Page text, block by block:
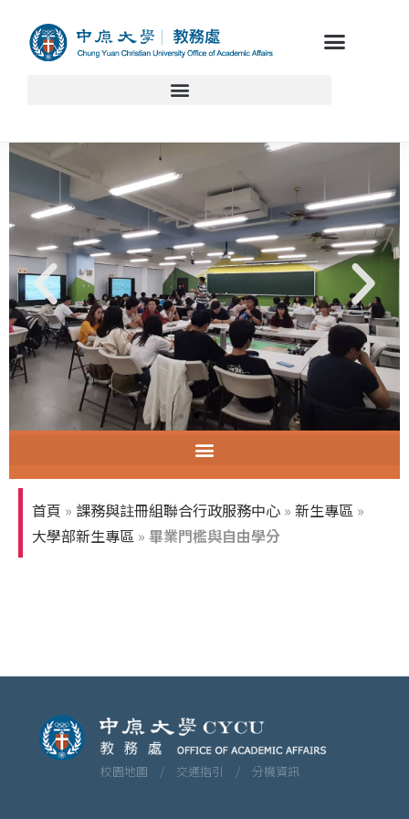
智慧教室教育訓練
首頁 » 課務與註冊組聯合行政服務中心 » 新生專區 »
大學部新生專區 » 畢業門檻與自由學分
校園地圖 / 交通指引 / 分機資訊